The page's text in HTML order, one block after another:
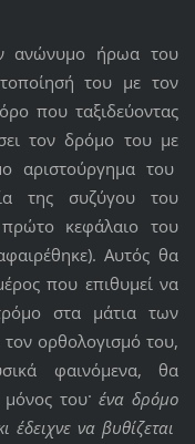
ανώνυμο ήρωα του
του με τον
που ταξιδεύοντας
τον δρόμο του με
αριστούργημα του
της συζύγου του
κεφάλαιο του
Αυτός θα
που επιθυμεί να
στα μάτια των
ορθολογισμό του,
φαινόμενα, θα
μόνος του·ένα δρόμο
έδειχνε να βυθίζεται